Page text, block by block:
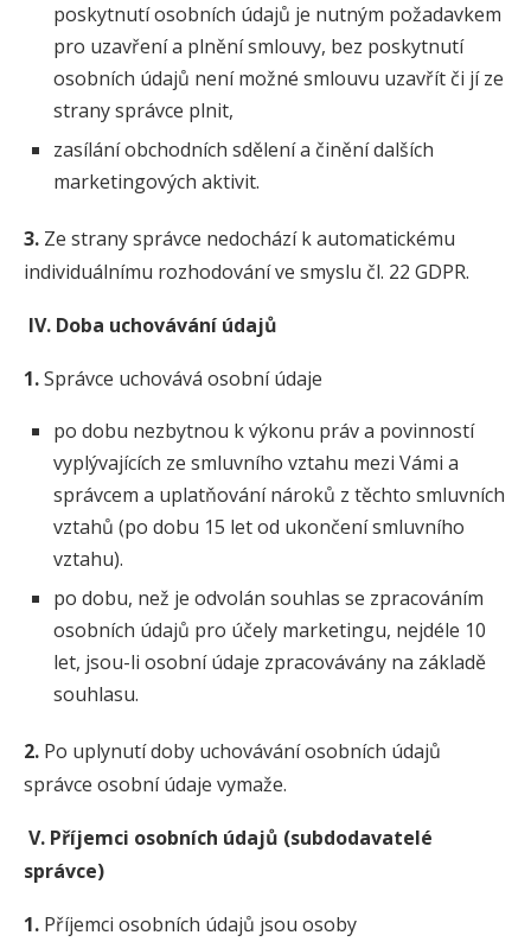
poskytnutí osobních údajů je nutným požadavkem
pro uzavření a plnění smlouvy, bez poskytnutí
osobních údajů není možné smlouvu uzavřít či jí ze
strany správce plnit,
zasílání obchodních sdělení a činění dalších
marketingových aktivit.
3. Ze strany správce nedochází k automatickému
individuálnímu rozhodování ve smyslu čl. 22 GDPR.
IV. Doba uchovávání údajů
1.Správce uchovává osobní údaje
po dobu nezbytnou k výkonu práv a povinností
vyplývajících ze smluvního vztahu mezi Vámi a
správcem a uplatňování nároků z těchto smluvních
vztahů (po dobu 15 let od ukončení smluvního
vztahu).
po dobu, než je odvolán souhlas se zpracováním
osobních údajů pro účely marketingu, nejdéle 10
let, jsou-li osobní údaje zpracovávány na základě
souhlasu.
2. Po uplynutí doby uchovávání osobních údajů
správce osobní údaje vymaže.
V. Příjemci osobních údajů (subdodavatelé
správce)
1. Příjemci osobních údajů jsou osoby